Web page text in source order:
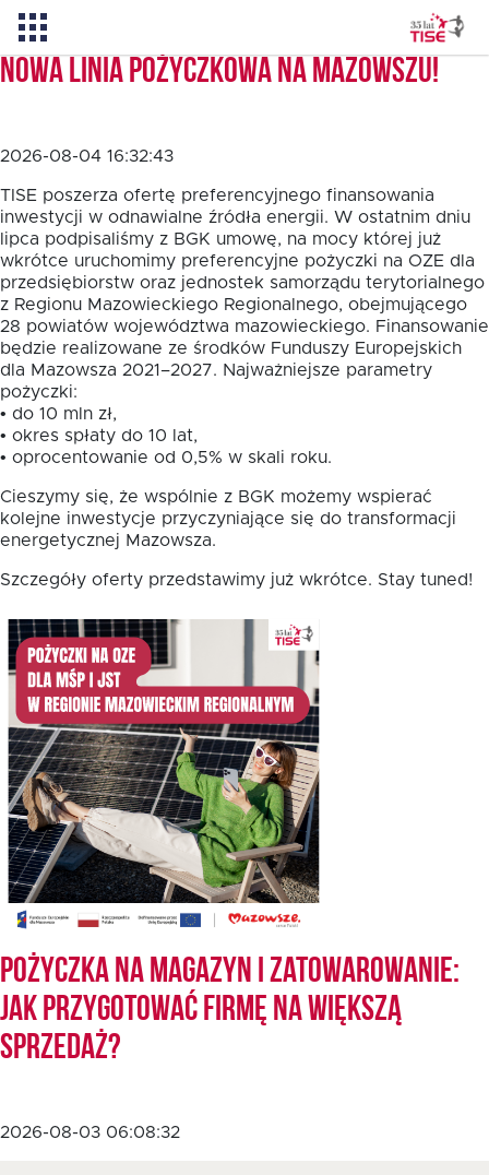
O TISE
Dlaczego TISE?
Pożyczka rozwojowa TISE – NOWOŚĆ!
Oferta dla MSP
Oferta dla NGO/PES
Fundusz FKIS
Rodo
Dokumenty
Rekrutujemy
Kontakt
Nowa linia pożyczkowa na Mazowszu!
2026-08-04 16:32:43
TISE poszerza ofertę preferencyjnego finansowania
inwestycji w odnawialne źródła energii. W ostatnim dniu
lipca podpisaliśmy z BGK umowę, na mocy której już
wkrótce uruchomimy preferencyjne pożyczki na OZE dla
przedsiębiorstw oraz jednostek samorządu terytorialnego
z Regionu Mazowieckiego Regionalnego, obejmującego
28 powiatów województwa mazowieckiego. Finansowanie
będzie realizowane ze środków Funduszy Europejskich
dla Mazowsza 2021–2027. Najważniejsze parametry
pożyczki:
• do 10 mln zł,
• okres spłaty do 10 lat,
• oprocentowanie od 0,5% w skali roku.
Cieszymy się, że wspólnie z BGK możemy wspierać
kolejne inwestycje przyczyniające się do transformacji
energetycznej Mazowsza.
Szczegóły oferty przedstawimy już wkrótce. Stay tuned!
Pożyczka na magazyn i zatowarowanie:
jak przygotować firmę na większą
sprzedaż?
2026-08-03 06:08:32